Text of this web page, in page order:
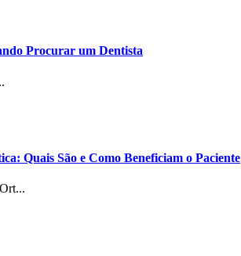
Procurar um Dentista
Quais São e Como Beneficiam o Paciente